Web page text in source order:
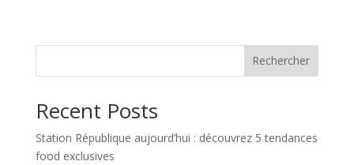
Rechercher
Recent Posts
Station République aujourd’hui : découvrez 5 tendances
food exclusives